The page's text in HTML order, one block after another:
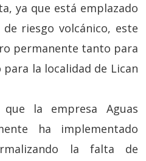
ya que está emplazado
riesgo volcánico, este
permanente tanto para
la localidad de Lican
que la empresa Aguas
ha implementado
la falta de